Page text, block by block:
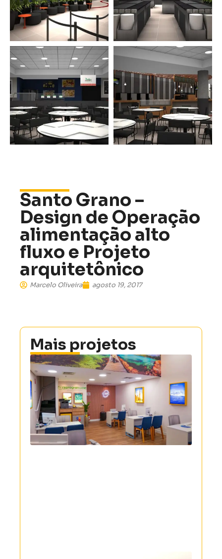
Santo Grano –
Design de Operação
alimentação alto
fluxo e Projeto
arquitetônico
Marcelo Oliveira agosto 19, 2017
Mais projetos